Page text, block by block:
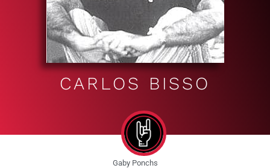
CARLOS BISSO
Gaby Ponchs